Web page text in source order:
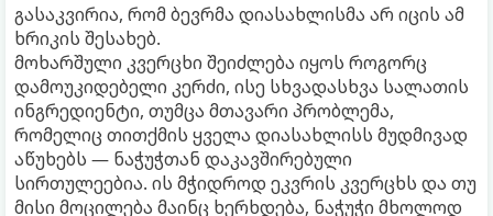
გასაკვირია, რომ ბევრმა დიასახლისმა არ იცის ამ
ხრიკის შესახებ.
მოხარშული კვერცხი შეიძლება იყოს როგორც
დამოუკიდებელი კერძი, ისე სხვადასხვა სალათის
ინგრედიენტი, თუმცა მთავარი პრობლემა,
რომელიც თითქმის ყველა დიასახლისს მუდმივად
აწუხებს — ნაჭუჭთან დაკავშირებული
სირთულეებია. ის მჭიდროდ ეკვრის კვერცხს და თუ
მისი მოცილება მაინც ხერხდება, ნაჭუჭი მხოლოდ